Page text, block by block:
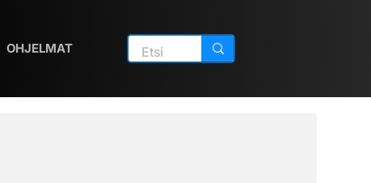
OHJELMAT